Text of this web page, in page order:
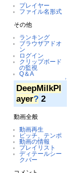
プレイヤー
ファイル名形式
その他
ランキング
ブラウザアドオ
ン
ログイン
クリップボード
の監視
Q＆A
↑
DeepMilkPl
ayer?2
動画全般
動画再生
ピッチ、テンポ
動画の情報
プレイリスト
ディテールシー
クバー